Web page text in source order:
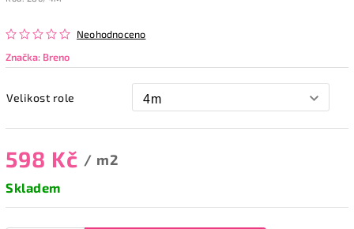
Neohodnoceno
Značka: Breno
Velikost role
598 Kč / m2
Skladem